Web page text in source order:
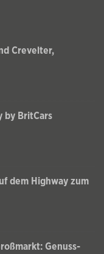
Crevelter,
by BritCars
dem Highway zum
Genuss-